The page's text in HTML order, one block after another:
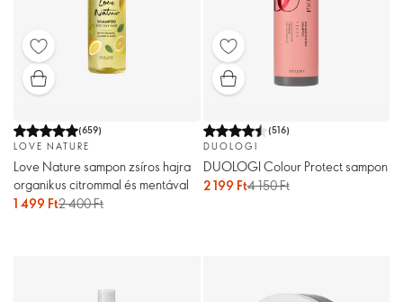
(659)
LOVE NATURE
Love Nature sampon zsíros hajra
organikus citrommal és mentával
1 499 Ft2 400 Ft
(516)
DUOLOGI
DUOLOGI Colour Protect sampon
2 199 Ft4 150 Ft